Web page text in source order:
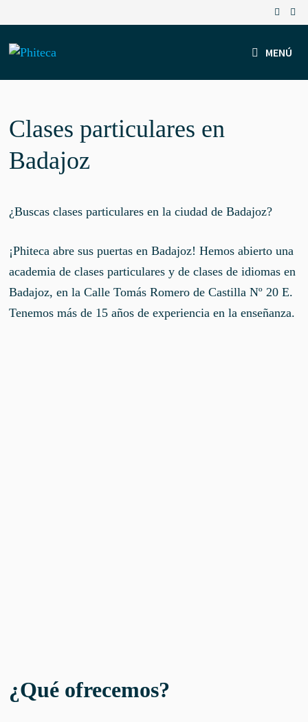
al
contenido
MENÚ
Clases particulares en
Badajoz
¿Buscas clases particulares en la ciudad de Badajoz?
¡Phiteca abre sus puertas en Badajoz! Hemos abierto una
academia de clases particulares y de clases de idiomas en
Badajoz, en la Calle Tomás Romero de Castilla Nº 20 E.
Tenemos más de 15 años de experiencia en la enseñanza.
¿Qué ofrecemos?